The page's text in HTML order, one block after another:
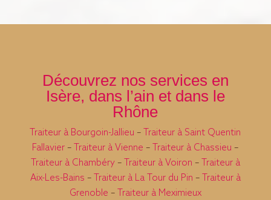
Découvrez nos services en
Isère, dans l’ain et dans le
Rhône
Traiteur à Bourgoin-Jallieu – Traiteur à Saint Quentin
Fallavier – Traiteur à Vienne – Traiteur à Chassieu –
Traiteur à Chambéry– Traiteur à Voiron – Traiteur à
Aix-Les-Bains – Traiteur à La Tour du Pin – Traiteur à
Grenoble – Traiteur à Meximieux